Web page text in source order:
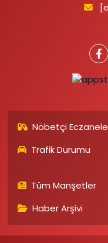
Nöbetçi
Trafik Durumu
Tüm Manşetler
Haber Arşivi